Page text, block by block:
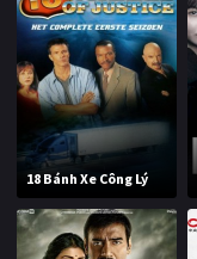
18 Bánh Xe Công Lý